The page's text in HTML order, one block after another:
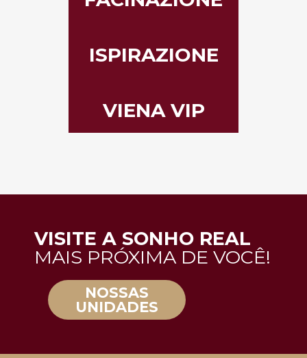
ISPIRAZIONE
VIENA VIP
VISITE A SONHO REAL
MAIS PRÓXIMA DE VOCÊ!
NOSSAS
UNIDADES